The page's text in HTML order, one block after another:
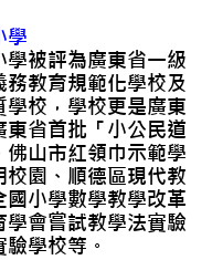
學
被評為廣東省一級
教育規範化學校及
校，學校更是廣東
省首批「小公民道
山市紅領巾示範學
園、順德區現代教
小學數學教學改革
會嘗試教學法實驗
學校等。